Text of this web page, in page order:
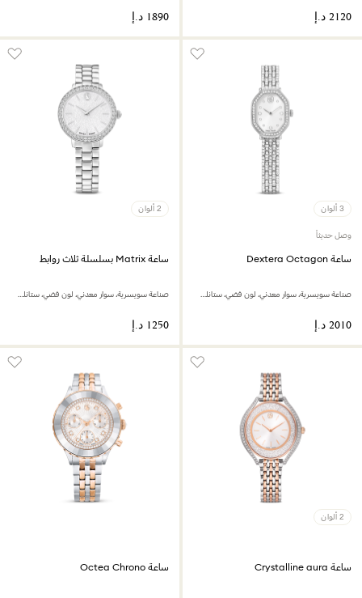
3 ألوان
وصل حديثاً
ساعة Dextera Octagon
صناعة سويسرية، سوار معدني، لون فضي، ستانلس ستيل
2 ألوان
ساعة Matrix بسلسلة ثلاث روابط
صناعة سويسرية، سوار معدني، لون فضي، ستانلس ستيل
2 ألوان
ساعة Crystalline aura ساعة Octea Chrono